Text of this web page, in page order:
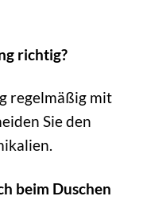
richtig?
regelmäßig mit
Sie den
beim Duschen